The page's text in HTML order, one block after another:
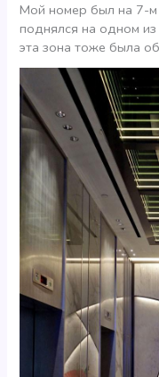
Мой номер был на 7-м
поднялся на одном
эта зона тоже была